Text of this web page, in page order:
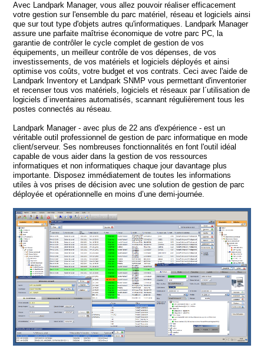
Avec Landpark Manager, vous allez pouvoir réaliser efficacement
votre gestion sur l'ensemble du parc matériel, réseau et logiciels ainsi
que sur tout type d'objets autres qu'informatiques. Landpark Manager
assure une parfaite maîtrise économique de votre parc PC, la
garantie de contrôler le cycle complet de gestion de vos
équipements, un meilleur contrôle de vos dépenses, de vos
investissements, de vos matériels et logiciels déployés et ainsi
optimise vos coûts, votre budget et vos contrats. Ceci avec l'aide de
Landpark Inventory et Landpark SNMP vous permettant d'inventorier
et recenser tous vos matériels, logiciels et réseaux par l´utilisation de
logiciels d´inventaires automatisés, scannant régulièrement tous les
postes connectés au réseau.
Landpark Manager - avec plus de 22 ans d'expérience - est un
véritable outil professionnel de gestion de parc informatique en mode
client/serveur. Ses nombreuses fonctionnalités en font l'outil idéal
capable de vous aider dans la gestion de vos ressources
informatiques et non informatiques chaque jour davantage plus
importante. Disposez immédiatement de toutes les informations
utiles à vos prises de décision avec une solution de gestion de parc
déployée et opérationnelle en moins d’une demi-journée.